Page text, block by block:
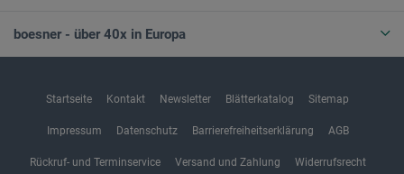
boesner - über 40x in Europa
Startseite Kontakt Newsletter Blätterkatalog Sitemap
Impressum Datenschutz Barrierefreiheitserklärung AGB
Rückruf- und Terminservice Versand und Zahlung Widerrufsrecht